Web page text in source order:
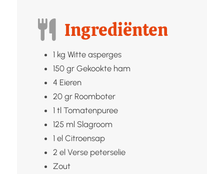
Ingrediënten
1 kg Witte asperges
150 gr Gekookte ham
4 Eieren
20 gr Roomboter
1 tl Tomatenpuree
125 ml Slagroom
1 el Citroensap
2 el Verse peterselie
Zout